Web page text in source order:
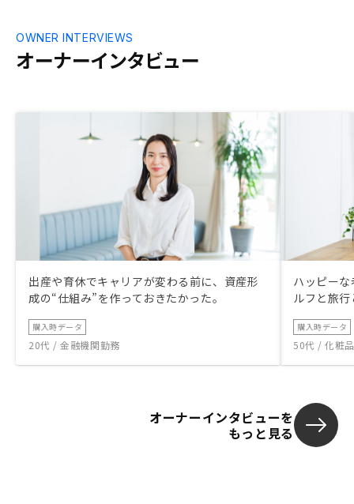
オーナーインタビュー
OWNER INTERVIEWS
出産や育休でキャリアが変わる前に、資産形
成の“仕組み”を作っておきたかった。
購入時データ
20代 / 金融機関勤務
ハッピー
ルフと旅
購入時データ
50代 / 化粧
オーナーインタビューを
もっと見る